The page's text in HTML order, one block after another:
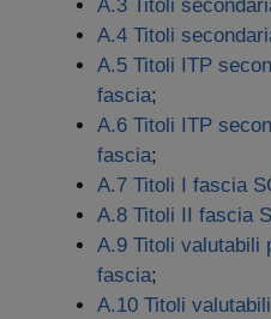
A.3 Titoli
A.4 Titoli
A.5 Titoli ITP
fascia;
A.6 Titoli ITP
fascia;
A.7 Titoli I fascia
A.8 Titoli II fascia
A.9 Titoli valutabili
fascia;
A.10 Titoli